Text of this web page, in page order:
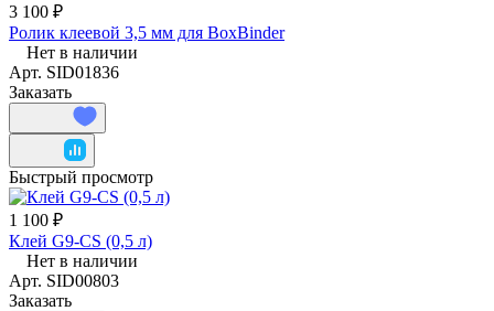
3 100 ₽
Ролик клеевой 3,5 мм для BoxBinder
Нет в наличии
Арт. SID01836
Заказать
Быстрый просмотр
1 100 ₽
Клей G9-CS (0,5 л)
Нет в наличии
Арт. SID00803
Заказать